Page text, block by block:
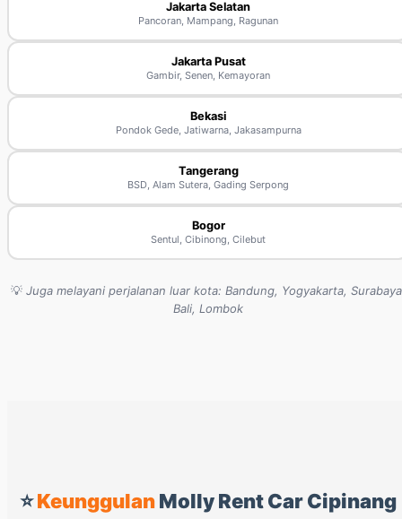
Jakarta Selatan
Pancoran, Mampang, Ragunan
Jakarta Pusat
Gambir, Senen, Kemayoran
Bekasi
Pondok Gede, Jatiwarna, Jakasampurna
Tangerang
BSD, Alam Sutera, Gading Serpong
Bogor
Sentul, Cibinong, Cilebut
💡 Juga melayani perjalanan luar kota: Bandung, Yogyakarta,
Bali, Lombok
⭐KeunggulanMolly Rent Car Cipinang